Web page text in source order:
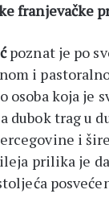
franjevačke
poznat je po
i
osoba koja je
dubok trag u
i
prilika je